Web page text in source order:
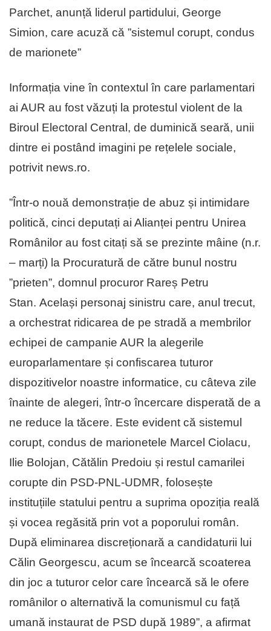
Parchet, anunță liderul partidului, George
Simion, care acuză că ”sistemul corupt, condus
de marionete”
Informația vine în contextul în care parlamentari
ai AUR au fost văzuți la protestul violent de la
Biroul Electoral Central, de duminică seară, unii
dintre ei postând imagini pe rețelele sociale,
potrivit news.ro.
”Într-o nouă demonstrație de abuz și intimidare
politică, cinci deputați ai Alianței pentru Unirea
Românilor au fost citați să se prezinte mâine (n.r.
– marți) la Procuratură de către bunul nostru
”prieten”, domnul procuror Rareș Petru
Stan. Același personaj sinistru care, anul trecut,
a orchestrat ridicarea de pe stradă a membrilor
echipei de campanie AUR la alegerile
europarlamentare și confiscarea tuturor
dispozitivelor noastre informatice, cu câteva zile
înainte de alegeri, într-o încercare disperată de a
ne reduce la tăcere. Este evident că sistemul
corupt, condus de marionetele Marcel Ciolacu,
Ilie Bolojan, Cătălin Predoiu și restul camarilei
corupte din PSD-PNL-UDMR, folosește
instituțiile statului pentru a suprima opoziția reală
și vocea regăsită prin vot a poporului român.
După eliminarea discreționară a candidaturii lui
Călin Georgescu, acum se încearcă scoaterea
din joc a tuturor celor care încearcă să le ofere
românilor o alternativă la comunismul cu față
umană instaurat de PSD după 1989”, a afirmat